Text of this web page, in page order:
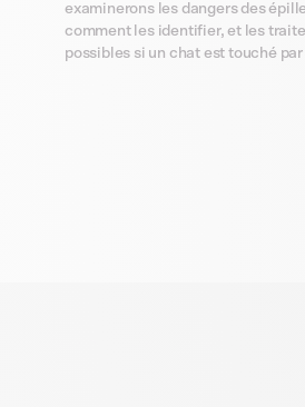
examinerons les dangers des
comment les identifier, et les
possibles si un chat est touché